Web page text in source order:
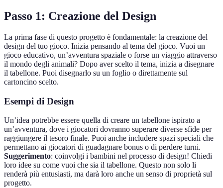
Passo 1: Creazione del Design
La prima fase di questo progetto è fondamentale: la creazione del
design del tuo gioco. Inizia pensando al tema del gioco. Vuoi un
gioco educativo, un’avventura spaziale o forse un viaggio attraverso
il mondo degli animali? Dopo aver scelto il tema, inizia a disegnare
il tabellone. Puoi disegnarlo su un foglio o direttamente sul
cartoncino scelto.
Esempi di Design
Un’idea potrebbe essere quella di creare un tabellone ispirato a
un’avventura, dove i giocatori dovranno superare diverse sfide per
raggiungere il tesoro finale. Puoi anche includere spazi speciali che
permettano ai giocatori di guadagnare bonus o di perdere turni.
Suggerimento: coinvolgi i bambini nel processo di design! Chiedi
loro idee su come vuoi che sia il tabellone. Questo non solo li
renderà più entusiasti, ma darà loro anche un senso di proprietà sul
progetto.